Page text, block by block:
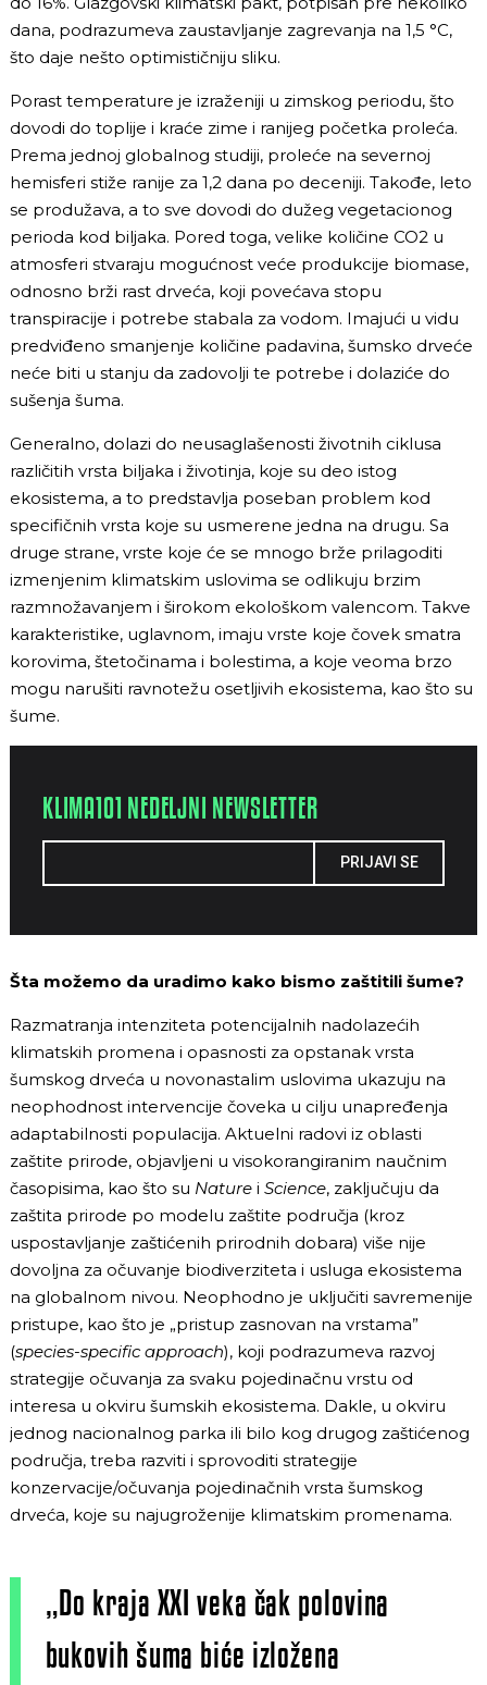
dana, podrazumeva zaustavljanje zagrevanja na 1,5 °C,
što daje nešto optimističniju sliku.
Porast temperature je izraženiji u zimskog periodu, što
dovodi do toplije i kraće zime i ranijeg početka proleća.
Prema jednoj globalnog studiji, proleće na severnoj
hemisferi stiže ranije za 1,2 dana po deceniji. Takođe, leto
se produžava, a to sve dovodi do dužeg vegetacionog
perioda kod biljaka. Pored toga, velike količine CO2 u
atmosferi stvaraju mogućnost veće produkcije biomase,
odnosno brži rast drveća, koji povećava stopu
transpiracije i potrebe stabala za vodom. Imajući u vidu
predviđeno smanjenje količine padavina, šumsko drveće
neće biti u stanju da zadovolji te potrebe i dolaziće do
sušenja šuma.
Generalno, dolazi do neusaglašenosti životnih ciklusa
različitih vrsta biljaka i životinja, koje su deo istog
ekosistema, a to predstavlja poseban problem kod
specifičnih vrsta koje su usmerene jedna na drugu. Sa
druge strane, vrste koje će se mnogo brže prilagoditi
izmenjenim klimatskim uslovima se odlikuju brzim
razmnožavanjem i širokom ekološkom valencom. Takve
karakteristike, uglavnom, imaju vrste koje čovek smatra
korovima, štetočinama i bolestima, a koje veoma brzo
mogu narušiti ravnotežu osetljivih ekosistema, kao što su
šume.
KLIMA101 NEDELJNI NEWSLETTER
PRIJAVI SE
Šta možemo da uradimo kako bismo zaštitili šume?
Razmatranja intenziteta potencijalnih nadolazećih
klimatskih promena i opasnosti za opstanak vrsta
šumskog drveća u novonastalim uslovima ukazuju na
neophodnost intervencije čoveka u cilju unapređenja
adaptabilnosti populacija. Aktuelni radovi iz oblasti
zaštite prirode, objavljeni u visokorangiranim naučnim
časopisima, kao što su Nature i Science, zaključuju da
zaštita prirode po modelu zaštite područja (kroz
uspostavljanje zaštićenih prirodnih dobara) više nije
dovoljna za očuvanje biodiverziteta i usluga ekosistema
na globalnom nivou. Neophodno je uključiti savremenije
pristupe, kao što je „pristup zasnovan na vrstama”
(species-specific approach), koji podrazumeva razvoj
strategije očuvanja za svaku pojedinačnu vrstu od
interesa u okviru šumskih ekosistema. Dakle, u okviru
jednog nacionalnog parka ili bilo kog drugog zaštićenog
područja, treba razviti i sprovoditi strategije
konzervacije/očuvanja pojedinačnih vrsta šumskog
drveća, koje su najugroženije klimatskim promenama.
„Do kraja XXI veka čak polovina
bukovih šuma biće izložena